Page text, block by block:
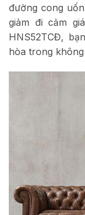
đường cong
giảm đi cảm
HNS52TCĐ,
hòa trong